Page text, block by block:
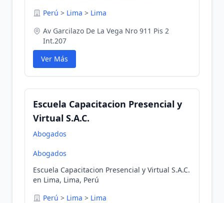
Perú > Lima > Lima
Av Garcilazo De La Vega Nro 911 Pis 2
Int.207
Ver Más
Escuela Capacitacion Presencial y
Virtual S.A.C.
Abogados
Abogados
Escuela Capacitacion Presencial y Virtual S.A.C.
en Lima, Lima, Perú
Perú > Lima > Lima